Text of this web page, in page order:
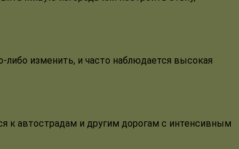
либо изменить, и часто наблюдается высокая
к автострадам и другим дорогам с интенсивным